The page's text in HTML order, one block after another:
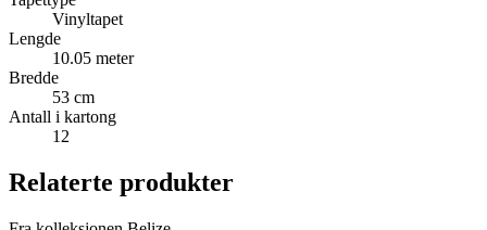
Vinyltapet
Lengde
10.05 meter
Bredde
53 cm
Antall i kartong
12
Relaterte produkter